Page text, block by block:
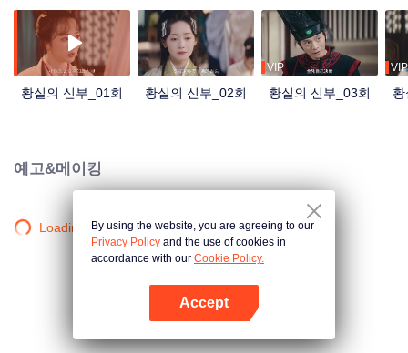
모하는 사이로 발전하며 함께 황궁의 위기를 파헤쳐 나간다.
황실의 신부_01회 황실의 신부_02회
VIP
황실의 신부_03회
VIP
예고&메이킹
Loading…By using the website, you are agreeing to our
Privacy Policy and the use of cookies in
accordance with our Cookie Policy.
Accept